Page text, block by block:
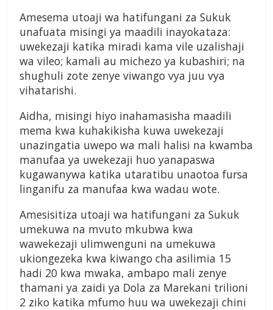
Amesema utoaji wa hatifungani za Sukuk
unafuata misingi ya maadili inayokataza:
uwekezaji katika miradi kama vile uzalishaji
wa vileo; kamali au michezo ya kubashiri; na
shughuli zote zenye viwango vya juu vya
vihatarishi.
Aidha, misingi hiyo inahamasisha maadili
mema kwa kuhakikisha kuwa uwekezaji
unazingatia uwepo wa mali halisi na kwamba
manufaa ya uwekezaji huo yanapaswa
kugawanywa katika utaratibu unaotoa fursa
linganifu za manufaa kwa wadau wote.
Amesisitiza utoaji wa hatifungani za Sukuk
umekuwa na mvuto mkubwa kwa
wawekezaji ulimwenguni na umekuwa
ukiongezeka kwa kiwango cha asilimia 15
hadi 20 kwa mwaka, ambapo mali zenye
thamani ya zaidi ya Dola za Marekani trilioni
2 ziko katika mfumo huu wa uwekezaji chini